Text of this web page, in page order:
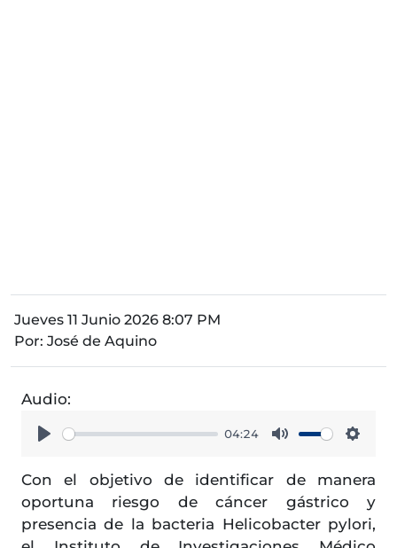
Jueves 11 Junio 2026 8:07 PM
Por: José de Aquino
Audio:
04:24
Con el objetivo de identificar de manera
oportuna riesgo de cáncer gástrico y
presencia de la bacteria Helicobacter pylori,